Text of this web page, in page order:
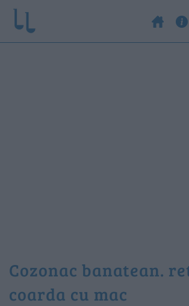
cozonac banatean. reteta de
coarda cu mac